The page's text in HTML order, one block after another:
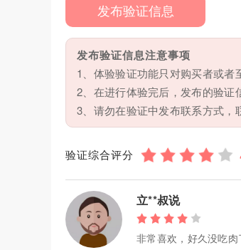
发布验证信息
发布验证信息注意事项
1、体验验证功能只对购买者或者
2、在进行体验完后，发布的验证
3、请勿在验证中发布联系方式，
验证综合评分
立**叔说
非常喜欢，好久没吃